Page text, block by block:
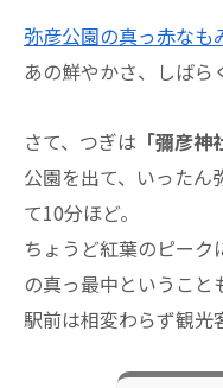
弥彦公園の真っ赤なも
あの鮮やかさ、しばら
さて、つぎは 「彌彦神
公園を出て、いったん
て10分ほど。
ちょうど紅葉のピーク
の真っ最中ということ
駅前は相変わらず観光